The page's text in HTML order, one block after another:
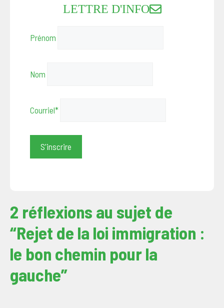
LETTRE D'INFO
Prénom
Nom
Courriel*
2 réflexions au sujet de
“Rejet de la loi immigration :
le bon chemin pour la
gauche”